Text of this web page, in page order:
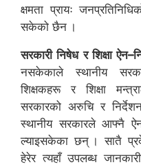
क्षमता प्रायः
सकेको छैन ।
सरकारी निषेध र शिक्षा
नसकेकाले स्थानीय
शिक्षकहरू र शिक्षा
सरकारको अरुचि र
स्थानीय सरकारले आफ्नै
ल्याइसकेका छन् । सातै
हेरेर त्यहाँ उपलब्ध